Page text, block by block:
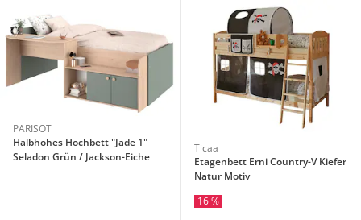
PARISOT
Halbhohes Hochbett "Jade 1"
Seladon Grün / Jackson-Eiche
Ticaa
Etagenbett Erni Country-V Kiefer
Natur Motiv
16 %